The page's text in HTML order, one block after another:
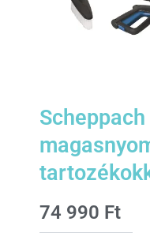
74 990 Ft